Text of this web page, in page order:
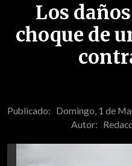
Los
choque de
Publicado: Domingo, 1 de
Autor: